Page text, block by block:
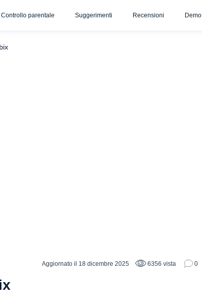
Controllo parentale Suggerimenti Recensioni Demo
Aggiornato il 18 dicembre 2025 6356 vista 0
i genitori dovrebbero usare il localizzatore di SMS uMobix?